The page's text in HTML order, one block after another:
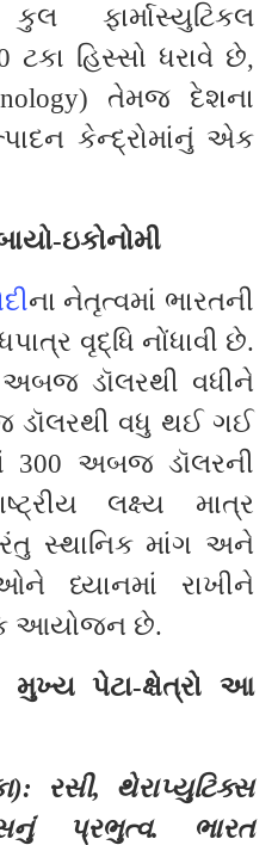
ફાર્માસ્યુટિકલ
હિસ્સો ધરાવે છે,
તેમજ દેશના
કેન્દ્રોમાંનું એક
ઇકોનોમી
ના નેતૃત્વમાં ભારતની
વૃદ્ધિ નોંધાવી છે.
ડૉલરથી વધીને
ડૉલરથી વધુ થઈ ગઈ
300 અબજ ડૉલરની
લક્ષ્ય માત્ર
સ્થાનિક માંગ અને
ધ્યાનમાં રાખીને
આયોજન છે.
પેટા-ક્ષેત્રો આ
રસી, થેરાપ્યુટિક્સ
પ્રભુત્વ. ભારત